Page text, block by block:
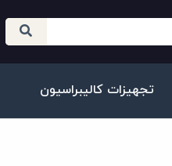
تجهیزات کالیبراسیون